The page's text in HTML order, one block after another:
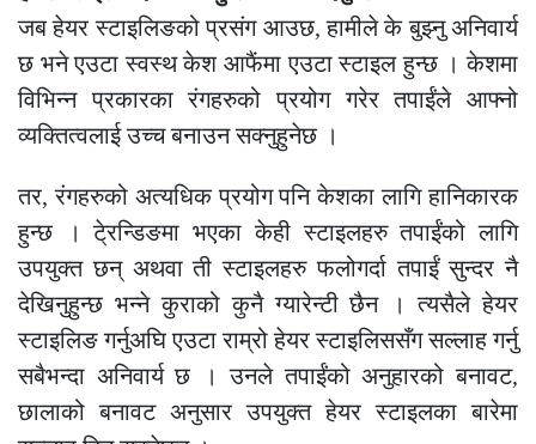
जब हेयर स्टाइलिङको प्रसंग आउछ, हामीले के बुझ्नु अनिवार्य
छ भने एउटा स्वस्थ केश आफैंमा एउटा स्टाइल हुन्छ । केशमा
विभिन्न प्रकारका रंगहरुको प्रयोग गरेर तपाईंले आफ्नो
व्यक्तित्वलाई उच्च बनाउन सक्नुहुनेछ ।
तर, रंगहरुको अत्यधिक प्रयोग पनि केशका लागि हानिकारक
हुन्छ । टे्रन्डिङमा भएका केही स्टाइलहरु तपाईंको लागि
उपयुक्त छन् अथवा ती स्टाइलहरु फलोगर्दा तपाईं सुन्दर नै
देखिनुहुन्छ भन्ने कुराको कुनै ग्यारेन्टी छैन । त्यसैले हेयर
स्टाइलिङ गर्नुअघि एउटा राम्रो हेयर स्टाइलिससँग सल्लाह गर्नु
सबैभन्दा अनिवार्य छ । उनले तपाईंको अनुहारको बनावट,
छालाको बनावट अनुसार उपयुक्त हेयर स्टाइलका बारेमा